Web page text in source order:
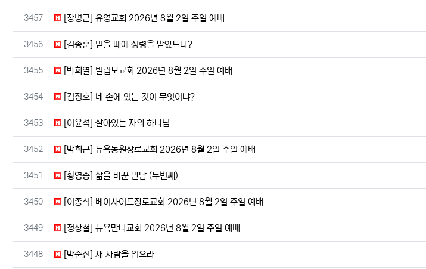
번호
3457 [장병근] 유영교회 2026년 8월 2일 주일 예배
번호
3456 [김종훈] 믿을 때에 성령을 받았느냐?
번호
3455 [박희열] 빌립보교회 2026년 8월 2일 주일 예배
번호
3454 [김정호] 네 손에 있는 것이 무엇이냐?
번호
3453 [이윤석] 살아있는 자의 하나님
번호
3452 [박희근] 뉴욕동원장로교회 2026년 8월 2일 주일 예배
번호
3451 [황영송] 삶을 바꾼 만남 (두번째)
번호
3450 [이종식] 베이사이드장로교회 2026년 8월 2일 주일 예배
번호
3449 [정상철] 뉴욕만나교회 2026년 8월 2일 주일 예배
번호
3448 [박순진] 새 사람을 입으라